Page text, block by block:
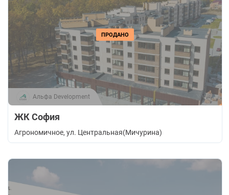
ПРОДАНО
Альфа Development
ЖК София
Агрономичное, ул. Центральная(Мичурина)